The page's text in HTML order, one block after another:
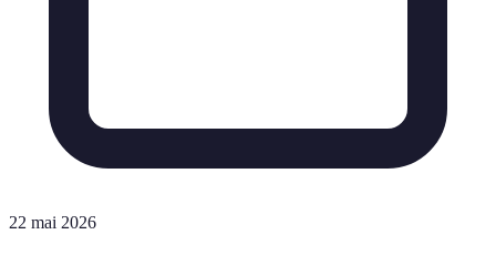
22 mai 2026